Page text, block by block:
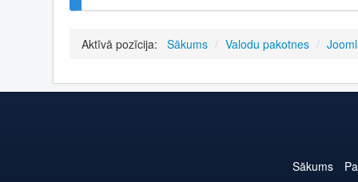
Aktīvā pozīcija: Sākums / Valodu pakotnes /
Sākums